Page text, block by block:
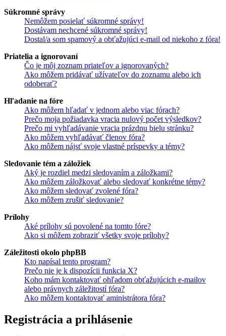
Súkromné správy
Nemôžem posielať súkromné správy!
Dostávam nechcené súkromné správy!
Dostal/a som spamový a obťažujúci e-mail od niekoho z fóra!
Priatelia a ignorovaní
Čo je môj zoznam priateľov a ignorovaných?
Ako môžem pridávať užívateľov do zoznamu alebo ich
odoberať?
Hľadanie na fóre
Ako môžem hľadať v jednom alebo viac fórach?
Prečo moja požiadavka vracia nulový počet výsledkov?
Prečo mi vyhľadávanie vracia prázdnu bielu stránku?
Ako môžem vyhľadávať členov fóra?
Ako môžem nájsť svoje vlastné príspevky a témy?
Sledovanie tém a záložiek
Aký je rozdiel medzi sledovaním a záložkami?
Ako môžem záložkovať alebo sledovať konkrétne témy?
Ako môžem sledovať zvolené fóra?
Ako môžem zrušiť sledovanie?
Prílohy
Aké prílohy sú povolené na tomto fóre?
Ako si môžem zobraziť všetky svoje prílohy?
Záležitosti okolo phpBB
Kto napísal tento program?
Prečo nie je k dispozícii funkcia X?
Koho mám kontaktovať ohľadom obťažujúcich e-mailov
alebo právnych záležitostí fóra?
Ako môžem kontaktovať aministrátora fóra?
Registrácia a prihlásenie